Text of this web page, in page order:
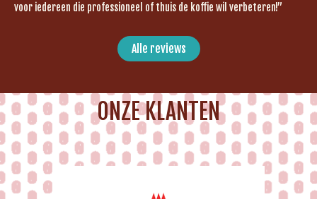
voor iedereen die professioneel of thuis de koffie wil verbeteren!”
Alle reviews
ONZE KLANTEN